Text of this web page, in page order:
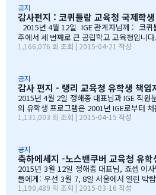
나조카처럼 야단도치시고 때로는 버릇없이
그러이 이해해주신 조셉이사님,아이들의
말없이…
수 있도록 많은 도움을 주었습니다. 특별히
롯한 많은 I.G.E의 직원 여러분께서 종합적
정착서비스, 방과후 프로그램, 홈스테이 프
양한 서비스를 제공해 주시는 등 물심양면
니다. 이 같은 집중적 학습관리와 준비 프로
써리로의 유학을 희망하는 국제학생들을 위
계를 유지해나갈 수 있…
공지
2015년 4월 12일 IGE 관계자님께 : 코퀴
주에서 세 번째로 큰 공립학교 교육청입니
년부터 ‘국제학생 프로그램’을 제공해왔으
때문에 이루어낼 수 있었던 것이라고 생각
이 IGE를 통해 국제학생 프로그램을 제공해
다. 그리고 이렇게 긴 시간 동안 많은 가족과
정착하여 공부할 수 있었던 데에는, 정해종
GE 직원의 헌신적인 노력이 있었음을 잘 알
1,166,076 회 조회 | 2015-04-21 작성
공지
감사 편지 - 랭리 교육청 유학생 책
2015년 4월 2일 정해종 대표님과 IGE 직원
의 유학생 프로그램은 2001년 IGE로부터
부터 IGE와 오랜 시간동안 신뢰있는 관계로
람회에 참가하길 고대합니다. IGE 직원들은
상세함, 그리고 테이블에 앉아 학부모님들
사 분들의 친절함과 지지적인 태도는 저에
상을 줍니다. 랭리는 한국인 가족들이 해외
유학 지역이 되었습니다. 우리는 서울에 다
1,131,003 회 조회 | 2015-04-15 작성
공지
2015년 3월 12일 정해종 대표님, 죠셉 이
들에게: 우선 3월 7, 8일 서울에서 열린 박
합니다. 이 틀간의 박람회를 개최하는 동안
1,190,489 회 조회 | 2015-03-16 작성